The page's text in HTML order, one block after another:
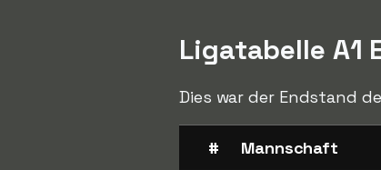
Ligatabelle A1
Dies war der Endstand
# Mannschaft